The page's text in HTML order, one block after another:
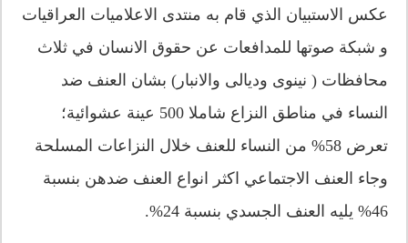
عكس الاستبيان الذي قام به منتدى الاعلاميات العراقيات
و شبكة صوتها للمدافعات عن حقوق الانسان في ثلاث
محافظات ( نينوى وديالى والانبار) بشان العنف ضد
النساء في مناطق النزاع شاملا 500 عينة عشوائية؛
تعرض 58% من النساء للعنف خلال النزاعات المسلحة
وجاء العنف الاجتماعي اكثر انواع العنف ضدهن بنسبة
46% يليه العنف الجسدي بنسبة 24%.